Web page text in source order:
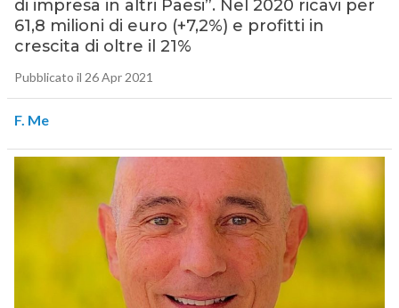
di impresa in altri Paesi”. Nel 2020 ricavi per
61,8 milioni di euro (+7,2%) e profitti in
crescita di oltre il 21%
Pubblicato il 26 Apr 2021
F. Me